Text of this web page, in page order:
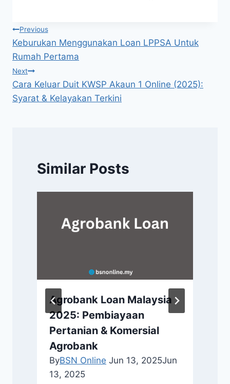
Navigasi
kiriman
Previous
Keburukan Menggunakan Loan LPPSA Untuk
Rumah Pertama
Next
Cara Keluar Duit KWSP Akaun 1 Online (2025):
Syarat & Kelayakan Terkini
Similar Posts
Agrobank Loan Malaysia
2025: Pembiayaan
Pertanian & Komersial
Agrobank
ByBSN Online Jun 13, 2025Jun
13, 2025